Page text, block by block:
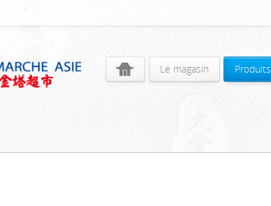
Le magasin Produits